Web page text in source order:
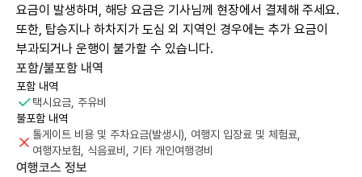
요금이 발생하며, 해당 요금은 기사님께 현장에서 결제해 주세요.
또한, 탑승지나 하차지가 도심 외 지역인 경우에는 추가 요금이
부과되거나 운행이 불가할 수 있습니다.
포함/불포함 내역
포함 내역
택시요금, 주유비
불포함 내역
톨게이트 비용 및 주차요금(발생시), 여행지 입장료 및 체험료,
여행자보험, 식음료비, 기타 개인여행경비
여행코스 정보